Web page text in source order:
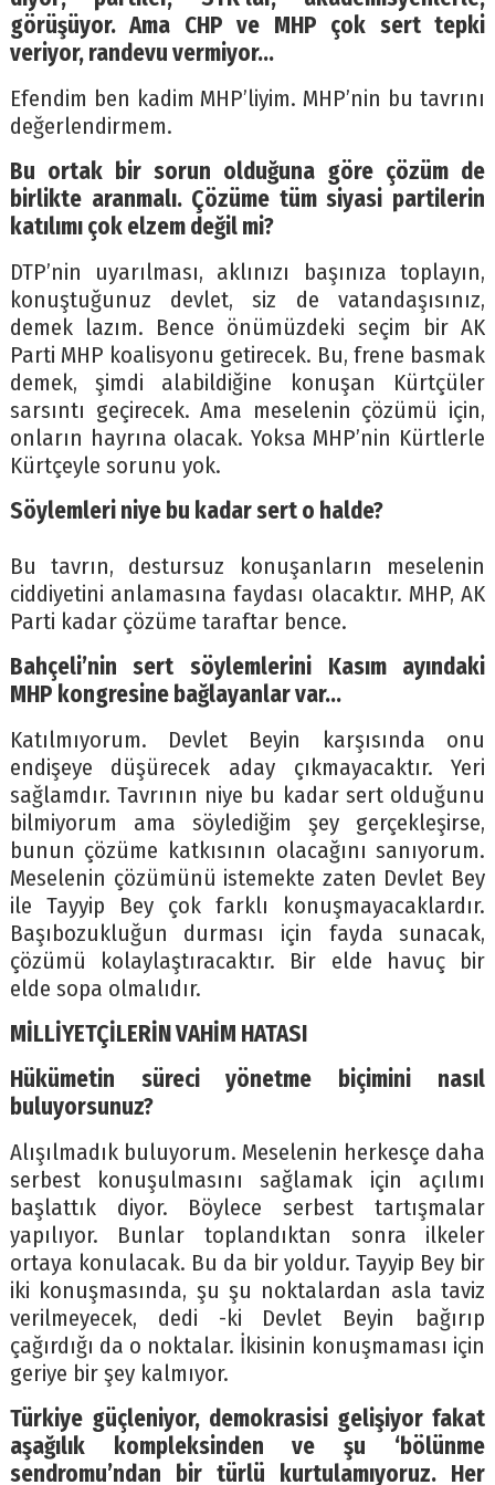
görüşüyor. Ama CHP ve MHP çok sert tepki
veriyor, randevu vermiyor…
Efendim ben kadim MHP’liyim. MHP’nin bu tavrını
değerlendirmem.
Bu ortak bir sorun olduğuna göre çözüm de
birlikte aranmalı. Çözüme tüm siyasi partilerin
katılımı çok elzem değil mi?
DTP’nin uyarılması, aklınızı başınıza toplayın,
konuştuğunuz devlet, siz de vatandaşısınız,
demek lazım. Bence önümüzdeki seçim bir AK
Parti MHP koalisyonu getirecek. Bu, frene basmak
demek, şimdi alabildiğine konuşan Kürtçüler
sarsıntı geçirecek. Ama meselenin çözümü için,
onların hayrına olacak. Yoksa MHP’nin Kürtlerle
Kürtçeyle sorunu yok.
Söylemleri niye bu kadar sert o halde?
Bu tavrın, destursuz konuşanların meselenin
ciddiyetini anlamasına faydası olacaktır. MHP, AK
Parti kadar çözüme taraftar bence.
Bahçeli’nin sert söylemlerini Kasım ayındaki
MHP kongresine bağlayanlar var…
Katılmıyorum. Devlet Beyin karşısında onu
endişeye düşürecek aday çıkmayacaktır. Yeri
sağlamdır. Tavrının niye bu kadar sert olduğunu
bilmiyorum ama söylediğim şey gerçekleşirse,
bunun çözüme katkısının olacağını sanıyorum.
Meselenin çözümünü istemekte zaten Devlet Bey
ile Tayyip Bey çok farklı konuşmayacaklardır.
Başıbozukluğun durması için fayda sunacak,
çözümü kolaylaştıracaktır. Bir elde havuç bir
elde sopa olmalıdır.
MİLLİYETÇİLERİN VAHİM HATASI
Hükümetin süreci yönetme biçimini nasıl
buluyorsunuz?
Alışılmadık buluyorum. Meselenin herkesçe daha
serbest konuşulmasını sağlamak için açılımı
başlattık diyor. Böylece serbest tartışmalar
yapılıyor. Bunlar toplandıktan sonra ilkeler
ortaya konulacak. Bu da bir yoldur. Tayyip Bey bir
iki konuşmasında, şu şu noktalardan asla taviz
verilmeyecek, dedi -ki Devlet Beyin bağırıp
çağırdığı da o noktalar. İkisinin konuşmaması için
geriye bir şey kalmıyor.
Türkiye güçleniyor, demokrasisi gelişiyor fakat
aşağılık kompleksinden ve şu ‘bölünme
sendromu’ndan bir türlü kurtulamıyoruz. Her